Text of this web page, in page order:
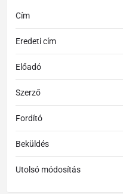
Cím
Eredeti cím
Előadó
Szerző
Fordító
Beküldés
Utolsó módosítás